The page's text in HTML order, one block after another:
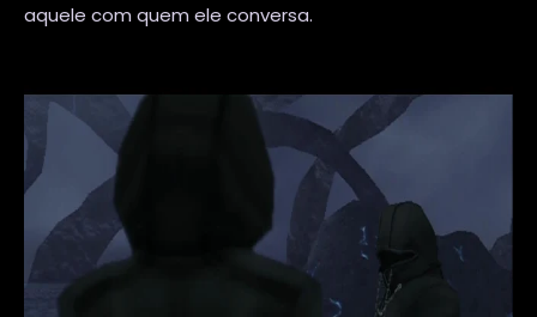
aquele com quem ele conversa.